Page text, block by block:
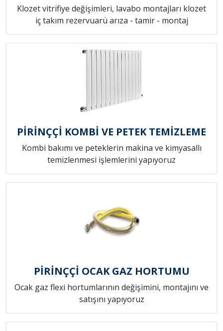
Klozet vitrifiye değişimleri, lavabo montajları klozet
iç takım rezervuarü arıza - tamir - montaj
PİRİNÇÇİ KOMBİ VE PETEK TEMİZLEME
Kombi bakımı ve peteklerin makina ve kimyasallı
temizlenmesi işlemlerini yapıyoruz
PİRİNÇÇİ OCAK GAZ HORTUMU
Ocak gaz flexi hortumlarının değişimini, montajını ve
satışını yapıyoruz